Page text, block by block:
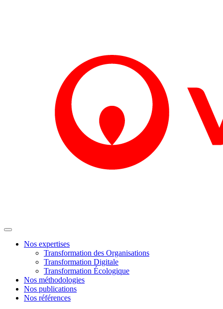
Nos expertises
Transformation des Organisations
Transformation Digitale
Transformation Écologique
Nos méthodologies
Nos publications
Nos références